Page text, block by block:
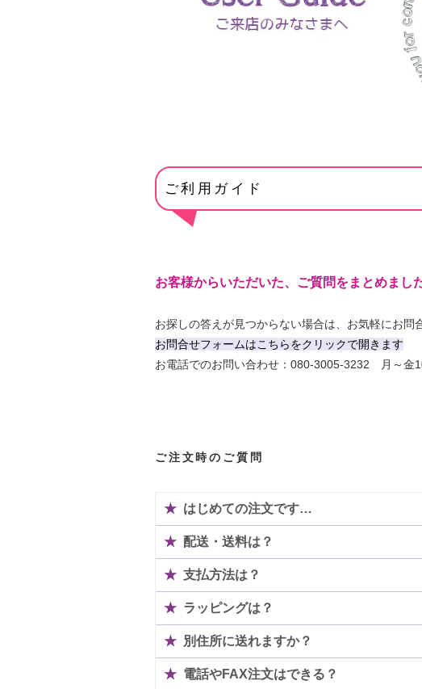
ご利用ガイド
お客様からいただいた、ご質問をまとめました
お探しの答えが見つからない場合は、お気軽にお問
お問合せフォームはこちらをクリックで開きます
お電話でのお問い合わせ：080-3005-3232 月～金
ご注文時のご質問
★ はじめての注文です…
★ 配送・送料は？
★ 支払方法は？
★ ラッピングは？
★ 別住所に送れますか？
★ 電話やFAX注文はできる？